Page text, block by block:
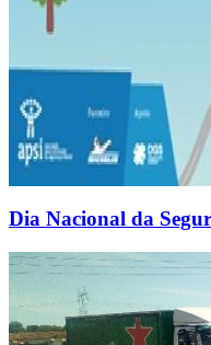
Dia Nacional da